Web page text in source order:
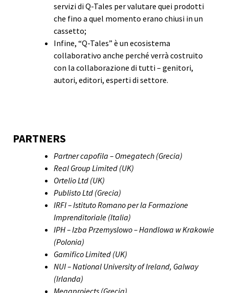
servizi di Q-Tales per valutare quei prodotti
che fino a quel momento erano chiusi in un
cassetto;
Infine, “Q-Tales” è un ecosistema
collaborativo anche perché verrà costruito
con la collaborazione di tutti – genitori,
autori, editori, esperti di settore.
PARTNERS
Partner capofila – Omegatech (Grecia)
Real Group Limited (UK)
Ortelio Ltd (UK)
Publisto Ltd (Grecia)
IRFI – Istituto Romano per la Formazione
Imprenditoriale (Italia)
IPH – Izba Przemyslowo – Handlowa w Krakowie
(Polonia)
Gamifico Limited (UK)
NUI – National University of Ireland, Galway
(Irlanda)